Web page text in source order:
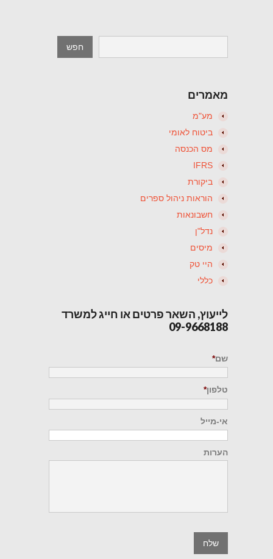
מאמרים
מע"מ
ביטוח לאומי
מס הכנסה
IFRS
ביקורת
הוראות ניהול ספרים
חשבונאות
נדל"ן
מיסים
היי טק
כללי
לייעוץ, השאר פרטים או חייג למשרד
09-9668188
שם*
טלפון*
אי-מייל
הערות